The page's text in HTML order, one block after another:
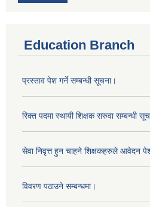
Education Branch
प्रस्ताव पेश गर्ने सम्बन्धी सूचना।
रिक्त पदमा स्थायी शिक्षक सरुवा सम्बन्धी
सेवा निवृत्त हुन चाहने शिक्षकहरुले आवेदन
विवरण पठाउने सम्बन्धमा।